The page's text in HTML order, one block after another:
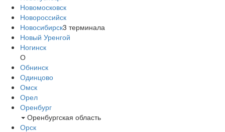
Новомосковск
Новороссийск
Новосибирск3 терминала
Новый Уренгой
Ногинск
О
Обнинск
Одинцово
Омск
Орел
Оренбург
Оренбургская область
Орск